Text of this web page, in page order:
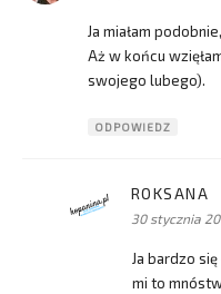
Ja miałam
Aż w końcu
swojego lubego).
ODPOWIEDZ
ROKSANA
30 stycznia
Ja bardzo
mi to